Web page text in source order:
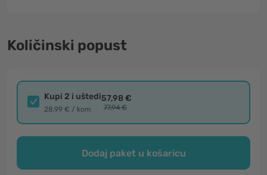
Količinski popust
Kupi 2 i uštedi
28,99 € / kom
57,98 €
77,94 €
Dodaj paket u košaricu